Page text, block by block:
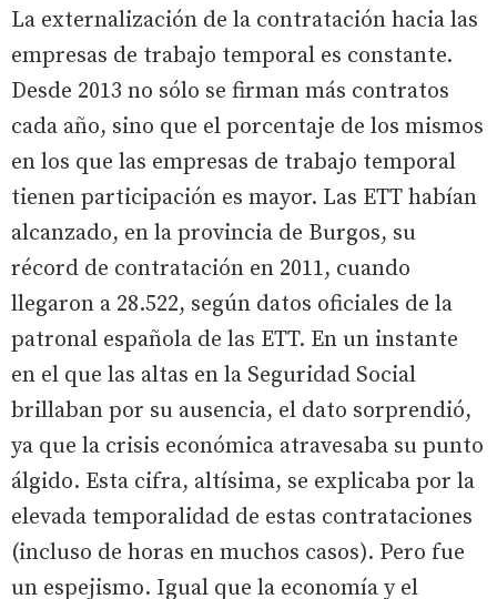
La externalización de la contratación hacia las
empresas de trabajo temporal es constante.
Desde 2013 no sólo se firman más contratos
cada año, sino que el porcentaje de los mismos
en los que las empresas de trabajo temporal
tienen participación es mayor. Las ETT habían
alcanzado, en la provincia de Burgos, su
récord de contratación en 2011, cuando
llegaron a 28.522, según datos oficiales de la
patronal española de las ETT. En un instante
en el que las altas en la Seguridad Social
brillaban por su ausencia, el dato sorprendió,
ya que la crisis económica atravesaba su punto
álgido. Esta cifra, altísima, se explicaba por la
elevada temporalidad de estas contrataciones
(incluso de horas en muchos casos). Pero fue
un espejismo. Igual que la economía y el